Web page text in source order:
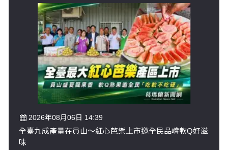
2026年08月06日 14:39
全臺九成產量在員山～紅心芭樂上市邀全民品嚐軟Q好滋
味